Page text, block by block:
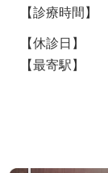
【診療時間】
【休診日】
【最寄駅】